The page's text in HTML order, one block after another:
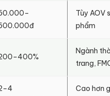
Tùy AOV
phẩm
Ngành
trang,
Cao hơn